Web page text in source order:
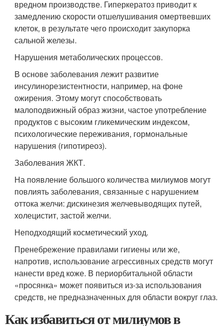
вредном производстве. Гиперкератоз приводит к
замедлению скорости отшелушивания омертвевших
клеток, в результате чего происходит закупорка
сальной железы.
Нарушения метаболических процессов.
В основе заболевания лежит развитие
инсулинорезистентности, например, на фоне
ожирения. Этому могут способствовать
малоподвижный образ жизни, частое употребление
продуктов с высоким гликемическим индексом,
психологические переживания, гормональные
нарушения (гипотиреоз).
Заболевания ЖКТ.
На появление большого количества милиумов могут
повлиять заболевания, связанные с нарушением
оттока желчи: дискинезия желчевыводящих путей,
холецистит, застой желчи.
Неподходящий косметический уход.
Пренебрежение правилами гигиены или же,
напротив, использование агрессивных средств могут
нанести вред коже. В периорбитальной области
«просянка» может появиться из-за использования
средств, не предназначенных для области вокруг глаз.
Как избавиться от милиумов в